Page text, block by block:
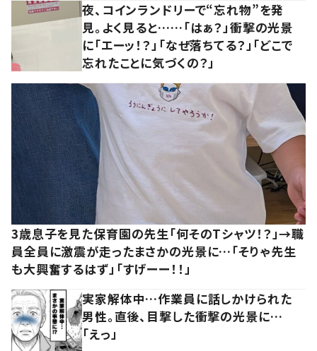
夜、コインランドリーで“忘れ物”を発
見。よく見ると……「はぁ？」衝撃の光景
に「エーッ！？」「なぜ落ちてる？」「どこで
忘れたことに気づくの？」
3歳息子を見た保育園の先生「何そのTシャツ！？」→職
員全員に激震が走ったまさかの光景に…「そりゃ先生
も大興奮するはず」「すげーー！！」
実家解体中…作業員に話しかけられた
男性。直後、目撃した衝撃の光景に…
「えっ」